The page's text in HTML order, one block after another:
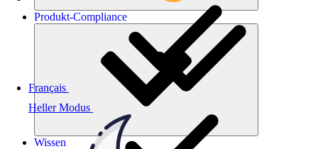
Heller Modus
Français
Produkt-Compliance
Wissen